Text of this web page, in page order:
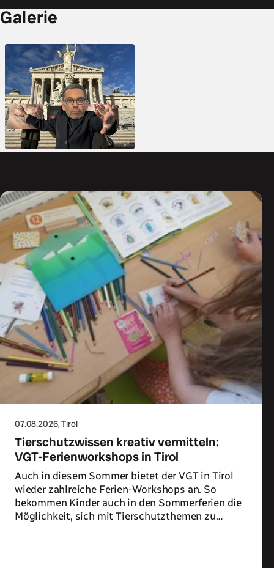
Galerie
07.08.2026, Tirol
Tierschutzwissen kreativ vermitteln:
VGT-Ferienworkshops in Tirol
Auch in diesem Sommer bietet der VGT in Tirol
wieder zahlreiche Ferien-Workshops an. So
bekommen Kinder auch in den Sommerferien die
Möglichkeit, sich mit Tierschutzthemen zu